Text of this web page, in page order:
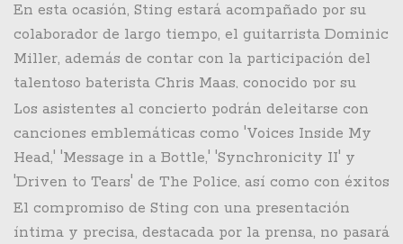
Mar en 2011. Aquella presentación, acompañada por
una orquesta completa, es aún considerada uno de
los mejores conciertos anglófonos en la historia del
festival. Fue un evento monumental que abrió las
puertas para futuras actuaciones de otras grandes
estrellas internacionales como Elton John, Rod
Stewart, Cat Stevens, Lionel Richie, Christina
Aguilera y Morrissey.
En esta ocasión, Sting estará acompañado por su
colaborador de largo tiempo, el guitarrista Dominic
Miller, además de contar con la participación del
talentoso baterista Chris Maas, conocido por su
trabajo con Mumford & Sons y Maggie Rogers. La
gira, conocida como Sting 3.0, comenzó en
Alemania el 25 de mayo de 2024 y abarca un
variado repertorio que celebra tanto los éxitos de
su época con The Police como sus momentos más
destacados como solista.
Los asistentes al concierto podrán deleitarse con
canciones emblemáticas como 'Voices Inside My
Head,' 'Message in a Bottle,' 'Synchronicity II' y
'Driven to Tears' de The Police, así como con éxitos
en solitario como 'Fields of Gold,' 'When the
Angels Fall,' 'Englishman in New York' y 'Shape of
El compromiso de Sting con una presentación
íntima y precisa, destacada por la prensa, no pasará